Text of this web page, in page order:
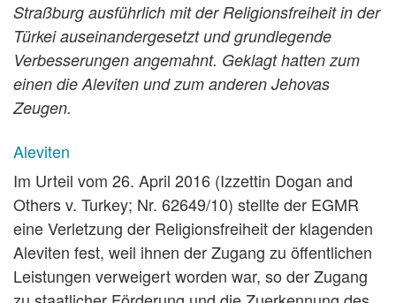
Straßburg ausführlich mit der Religionsfreiheit in der
Türkei auseinandergesetzt und grundlegende
Verbesserungen angemahnt. Geklagt hatten zum
einen die Aleviten und zum anderen Jehovas
Zeugen.
Aleviten
Im Urteil vom 26. April 2016 (Izzettin Dogan and
Others v. Turkey; Nr. 62649/10) stellte der EGMR
eine Verletzung der Religionsfreiheit der klagenden
Aleviten fest, weil ihnen der Zugang zu öffentlichen
Leistungen verweigert worden war, so der Zugang